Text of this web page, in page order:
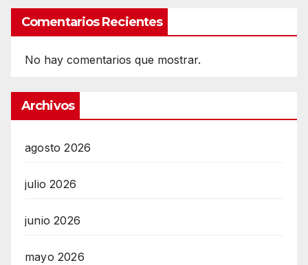
Comentarios Recientes
No hay comentarios que mostrar.
Archivos
agosto 2026
julio 2026
junio 2026
mayo 2026